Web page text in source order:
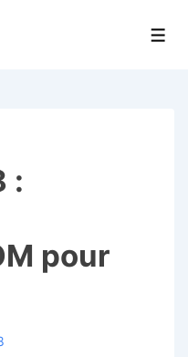
:
pour